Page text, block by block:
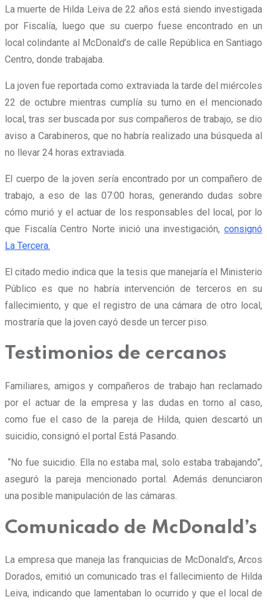
La muerte de Hilda Leiva de 22 años está siendo investigada
por Fiscalía, luego que su cuerpo fuese encontrado en un
local colindante al McDonald’s de calle República en Santiago
Centro, donde trabajaba.
La joven fue reportada como extraviada la tarde del miércoles
22 de octubre mientras cumplía su turno en el mencionado
local, tras ser buscada por sus compañeros de trabajo, se dio
aviso a Carabineros, que no habría realizado una búsqueda al
no llevar 24 horas extraviada.
El cuerpo de la joven sería encontrado por un compañero de
trabajo, a eso de las 07:00 horas, generando dudas sobre
cómo murió y el actuar de los responsables del local, por lo
que Fiscalía Centro Norte inició una investigación, consignó
La Tercera.
El citado medio indica que la tesis que manejaría el Ministerio
Público es que no habría intervención de terceros en su
fallecimiento, y que el registro de una cámara de otro local,
mostraría que la joven cayó desde un tercer piso.
Testimonios de cercanos
Familiares, amigos y compañeros de trabajo han reclamado
por el actuar de la empresa y las dudas en torno al caso,
como fue el caso de la pareja de Hilda, quien descartó un
suicidio, consignó el portal Está Pasando.
“No fue suicidio. Ella no estaba mal, solo estaba trabajando”,
aseguró la pareja mencionado portal. Además denunciaron
una posible manipulación de las cámaras.
Comunicado de McDonald’s
La empresa que maneja las franquicias de McDonald’s, Arcos
Dorados, emitió un comunicado tras el fallecimiento de Hilda
Leiva, indicando que lamentaban lo ocurrido y que el local de